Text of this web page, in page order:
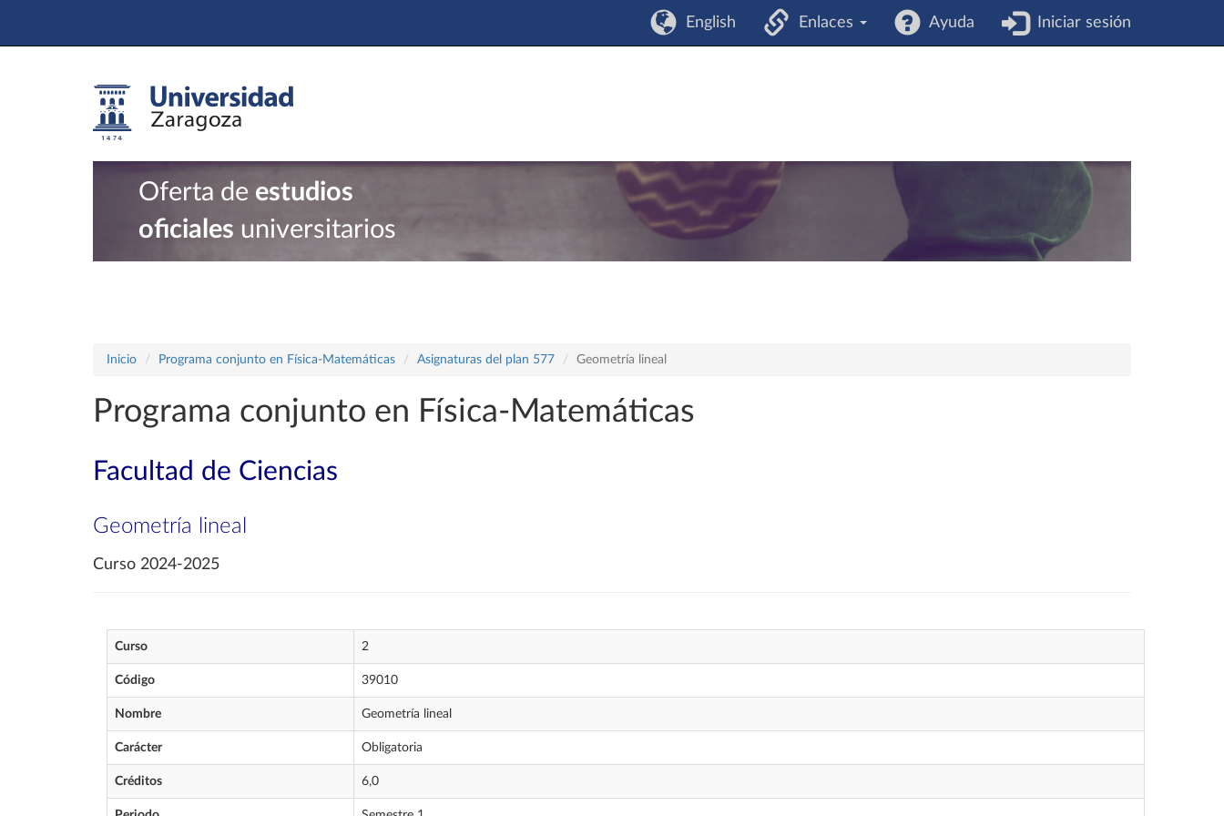
English Enlaces Ayuda Iniciar sesión
Oferta de estudios
oficiales universitarios
Inicio Programa conjunto en Física-Matemáticas Asignaturas del plan 577 Geometría lineal
Programa conjunto en Física-Matemáticas
Facultad de Ciencias
Geometría lineal
Curso 2024-2025
Curso 2
Código 39010
Nombre Geometría lineal
Carácter Obligatoria
Créditos 6,0